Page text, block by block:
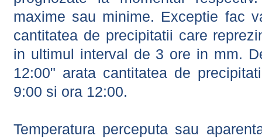
maxime sau minime. Exceptie fac
cantitatea de precipitatii care
in ultimul interval de 3 ore in mm.
12:00" arata cantitatea de
9:00 si ora 12:00.
Temperatura perceputa sau